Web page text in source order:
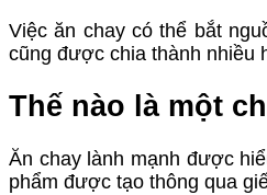
Việc ăn chay có thể bắt
cũng được chia thành nhiều
Thế nào là một
Ăn chay lành mạnh được
phẩm được tạo thông qua